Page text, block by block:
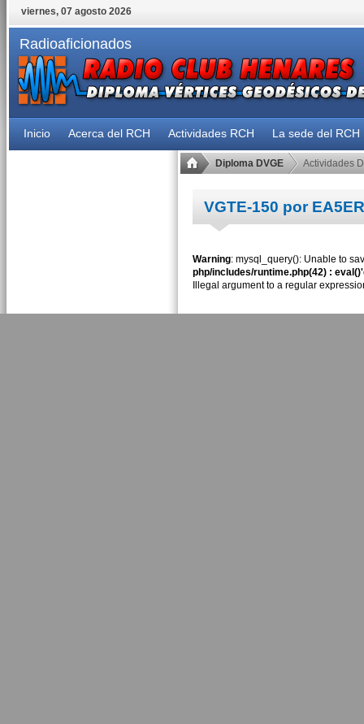
viernes, 07 agosto 2026
Radioaficionados
Inicio Acerca del RCH Actividades RCH La sede del RCH
Diploma DVGE Actividades
VGTE-150 por EA5ER
Warning: mysql_query(): Unable to
php/includes/runtime.php(42) :
Illegal argument to a regular